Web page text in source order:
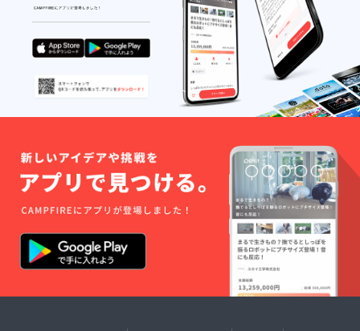
の匂い、湯気、手仕事、待
つ時間、そこで交わされる
会話といった「台所感」を
立ち上げる余白は限られて
います。つまり、「キッチ
も、それが生活の記憶を呼
び起こす「台所」として経
験される機会は、必ずしも
十分ではありません。無臭
化された空間では、入所者
も職員も、その場所に記憶
て丁寧に見ていく必要があ
ります。そのため、記者の
方々には、「効果があった
／なかった」と性急に判定
することはできません、と
くなりました！生地を買い
間違えたため、天気が良い
と裏地が透けて文字が読め
ません。。
「CONVIVIALITY」（自律
共生）と書いてあります。
る高齢化が
「28％」と
進む中、一
法人・一施
多様化する
に対応する
ことが困難
になってき
ておりま
す。そうし
た中、当法
人が掲げる
「法人」
「地域」
量：
380ml
（※一般
的なカ
フェの
トール
サイズ
相当）
・重
173g ・
素材：
PLA（
ポリ乳
酸）・
紙・粘
土 ・耐
熱温
度：約
・生産
国：日
本 ■寄